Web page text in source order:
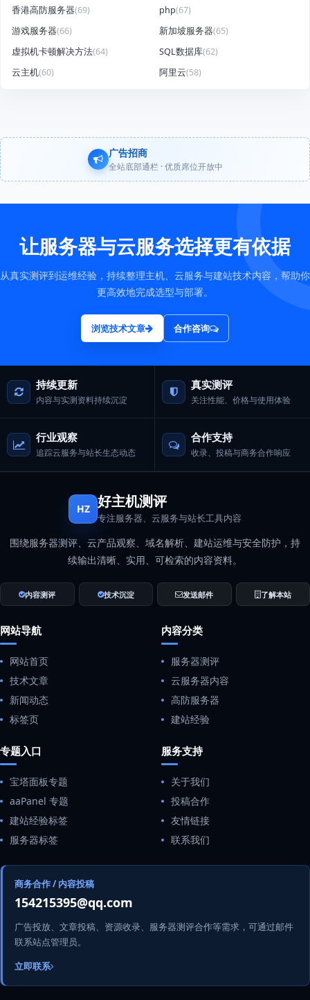
香港高防服务器(69) php(67)
游戏服务器(66) 新加坡服务器(65)
虚拟机卡顿解决方法(64) SQL数据库(62)
云主机(60) 阿里云(58)
广告招商
全站底部通栏 · 优质席位开放中
让服务器与云服务选择更有依据
从真实测评到运维经验，持续整理主机、云服务与建站技术内容，帮助你
更高效地完成选型与部署。
浏览技术文章 合作咨询
持续更新
内容与实测资料持续沉淀
真实测评
关注性能、价格与使用体验
行业观察
追踪云服务与站长生态动态
合作支持
收录、投稿与商务合作响应
HZ 好主机测评
专注服务器、云服务与站长工具内容
围绕服务器测评、云产品观察、域名解析、建站运维与安全防护，持
续输出清晰、实用、可检索的内容资料。
内容测评 技术沉淀 发送邮件 了解本站
网站导航
网站首页
技术文章
新闻动态
标签页
内容分类
服务器测评
云服务器内容
高防服务器
建站经验
专题入口
宝塔面板专题
aaPanel 专题
建站经验标签
服务器标签
服务支持
关于我们
投稿合作
友情链接
联系我们
商务合作 / 内容投稿
154215395@qq.com
广告投放、文章投稿、资源收录、服务器测评合作等需求，可通过邮件
联系站点管理员。
立即联系